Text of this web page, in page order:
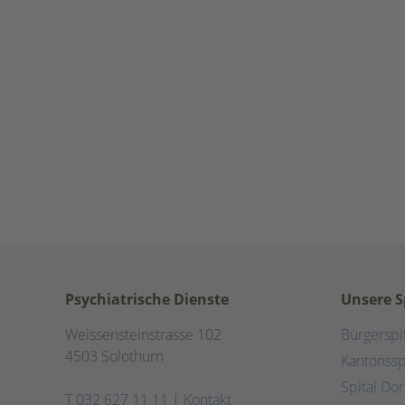
Psychiatrische Dienste
Weissensteinstrasse 102
4503 Solothurn
T 032 627 11 11 | Kontakt
Unsere
Spital